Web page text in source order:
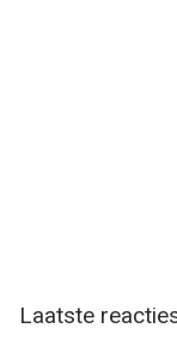
Laatste